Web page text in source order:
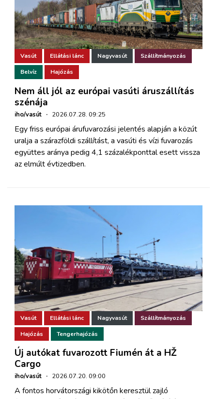
Vasút Ellátási lánc Nagyvasút Szállítmányozás
Belvíz Hajózás
Nem áll jól az európai vasúti áruszállítás
szénája
iho/vasút · 2026.07.28. 09:25
Egy friss európai árufuvarozási jelentés alapján a közút
uralja a szárazföldi szállítást, a vasúti és vízi fuvarozás
együttes aránya pedig 4,1 százalékponttal esett vissza
az elmúlt évtizedben.
Vasút Ellátási lánc Nagyvasút Szállítmányozás
Hajózás Tengerhajózás
Új autókat fuvarozott Fiumén át a HŽ
Cargo
iho/vasút · 2026.07.20. 09:00
A fontos horvátországi kikötőn keresztül zajló